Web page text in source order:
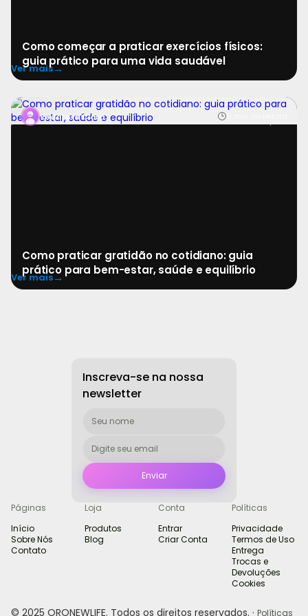
Como começar a praticar exercícios físicos:
guia prático para uma vida saudável
Ver mais→
Redatora Clara
Como praticar gratidão no cotidiano: guia
prático para bem-estar, saúde e equilíbrio
A gratidão é uma prática simples, acessível e
profundamente transformadora. Em meio à correria, paus
Ver mais→
Inscreva-se na nossa
newsletter
Páginas
Início
Sobre Nós
Contato
Loja
Produtos
Blog
Conta
Entrar
Criar Conta
Políticas
Privacidade
Termos de Uso
Entrega
Trocas e
Devoluções
Cookies
© 2025 ORONEWLIFE. Todos os direitos reservados. · Políticas